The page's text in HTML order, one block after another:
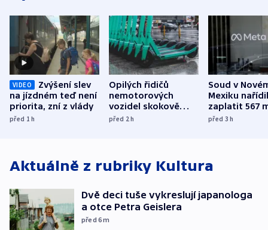
VIDEO
Zvýšení slev
na jízdném teď není
priorita, zní z vlády
před 1h
Opilých řidičů
nemotorových
vozidel skokově
přibylo, nejvíc ve
před 2h
Soud v
Mexiku
zaplatit 567
dolarů kvůli
před 3h
Aktuálně z rubriky Kultura
Dvě deci tuše vykreslují japanologa
a otce Petra Geislera
před 6m